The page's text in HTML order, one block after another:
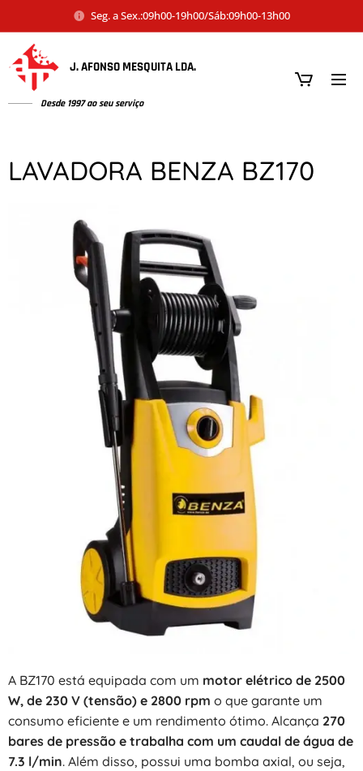
Seg. a Sex.:09h00-19h00/Sáb:09h00-13h00
J. AFONSO MESQUITA LDA.
Desde 1997 ao seu serviço
LAVADORA BENZA BZ170
A BZ170 está equipada com um motor elétrico de 2500
W, de 230 V (tensão) e 2800 rpm o que garante um
consumo eficiente e um rendimento ótimo. Alcança 270
bares de pressão e trabalha com um caudal de água de
7.3 l/min. Além disso, possui uma bomba axial, ou seja,